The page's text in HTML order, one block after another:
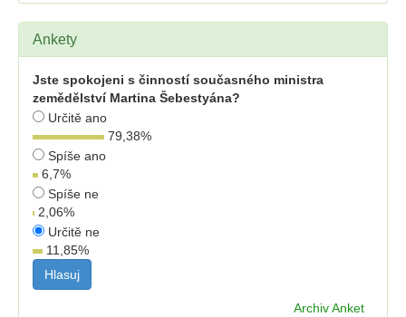
Ankety
Jste spokojeni s činností současného ministra
zemědělství Martina Šebestyána?
Určitě ano
79,38%
Spíše ano
6,7%
Spíše ne
2,06%
Určitě ne
11,85%
Archiv Anket